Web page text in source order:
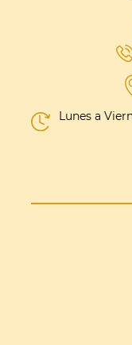
Lunes a